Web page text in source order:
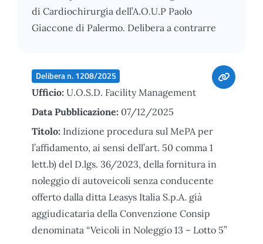
di Cardiochirurgia dell’A.O.U.P Paolo
Giaccone di Palermo. Delibera a contrarre
Delibera n. 1208/2025
Ufficio: U.O.S.D. Facility Management
Data Pubblicazione: 07/12/2025
Titolo: Indizione procedura sul MePA per
l’affidamento, ai sensi dell’art. 50 comma 1
lett.b) del D.lgs. 36/2023, della fornitura in
noleggio di autoveicoli senza conducente
offerto dalla ditta Leasys Italia S.p.A. già
aggiudicataria della Convenzione Consip
denominata “Veicoli in Noleggio 13 – Lotto 5”